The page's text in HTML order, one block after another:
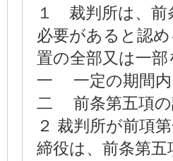
１ 裁判所は、前
必要があると認
置の全部又は一
一 一定の期間内
二 前条第五項の
２ 裁判所が前項
締役は、前条第